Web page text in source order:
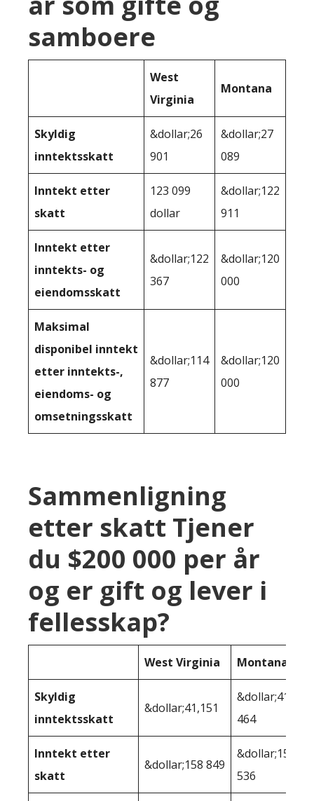
samboere
West
Virginia
Montana
Skyldig
inntektsskatt
&dollar;26
901
&dollar;27
089
Inntekt etter
skatt
123 099
dollar
&dollar;122
911
Inntekt etter
inntekts- og
eiendomsskatt
&dollar;122
367
&dollar;120
000
Maksimal
disponibel inntekt
etter inntekts-,
eiendoms- og
omsetningsskatt
&dollar;114
877
&dollar;120
000
Sammenligning
etter skatt Tjener
du $200 000 per år
og er gift og lever i
fellesskap?
West Virginia Montana
Skyldig
inntektsskatt
&dollar;41,151
&dollar;41
464
Inntekt etter
skatt
&dollar;158 849
&dollar;158
536